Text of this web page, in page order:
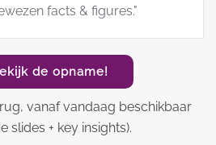
facts & figures."
de opname!
vanaf vandaag beschikbaar
slides + key insights).